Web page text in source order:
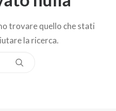
trovare quello che stati
la ricerca.